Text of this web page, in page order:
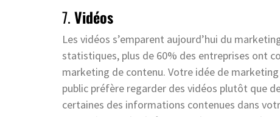
7.Vidéos
Les vidéos s’emparent aujourd’hui du
statistiques, plus de 60% des entreprises ont
marketing de contenu. Votre idée de
public préfère regarder des vidéos plutôt que
certaines des informations contenues dans